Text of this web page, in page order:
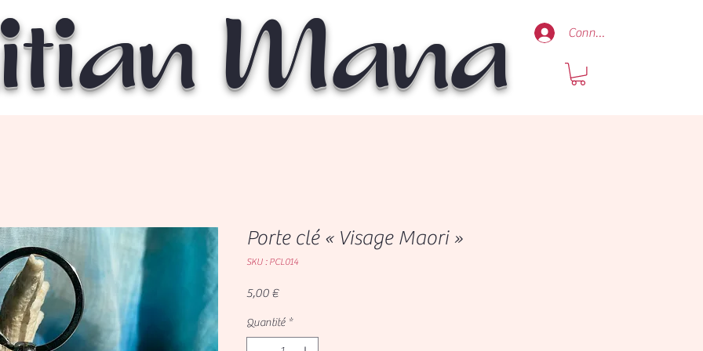
Mana Connexion
Porte clé « Visage Maori »
SKU : PCL014
5,00 €Prix
Quantité *